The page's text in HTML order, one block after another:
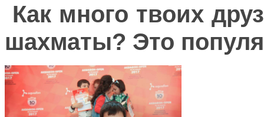
Как много твоих
шахматы? Это